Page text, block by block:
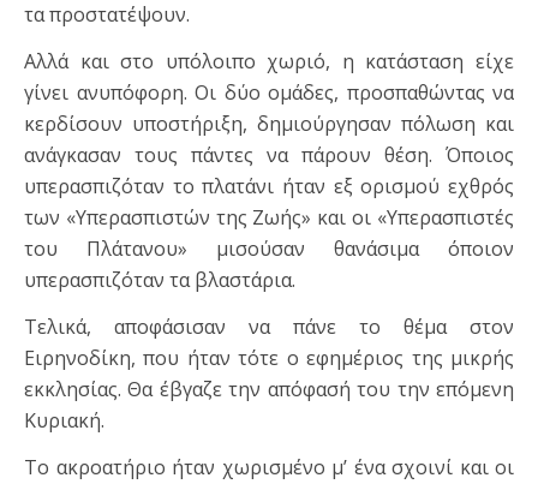
τα προστατέψουν.
Αλλά και στο υπόλοιπο χωριό, η κατάσταση είχε
γίνει ανυπόφορη. Οι δύο ομάδες, προσπαθώντας να
κερδίσουν υποστήριξη, δημιούργησαν πόλωση και
ανάγκασαν τους πάντες να πάρουν θέση. Όποιος
υπερασπιζόταν το πλατάνι ήταν εξ ορισμού εχθρός
των «Υπερασπιστών της Ζωής» και οι «Υπερασπιστές
του Πλάτανου» μισούσαν θανάσιμα όποιον
υπερασπιζόταν τα βλαστάρια.
Τελικά, αποφάσισαν να πάνε το θέμα στον
Ειρηνοδίκη, που ήταν τότε ο εφημέριος της μικρής
εκκλησίας. Θα έβγαζε την απόφασή του την επόμενη
Κυριακή.
Το ακροατήριο ήταν χωρισμένο μ’ ένα σχοινί και οι